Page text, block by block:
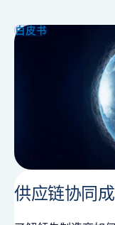
白皮书
供应链协同